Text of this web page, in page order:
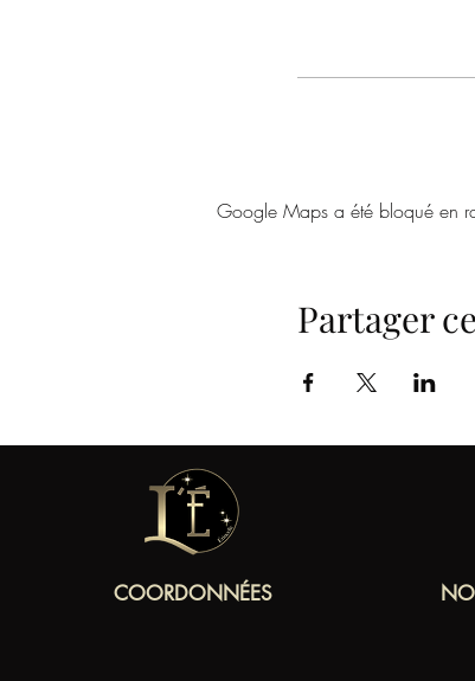
Google Maps a été bloqué en
Partager
COORDONNÉES